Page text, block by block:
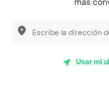
Rappi S.A.S. --- NIT
más
Usar mi